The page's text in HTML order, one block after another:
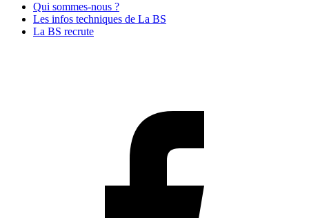
Qui sommes-nous ?
Les infos techniques de La BS
La BS recrute